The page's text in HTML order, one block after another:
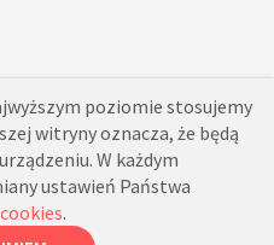
poziomie stosujemy
witryny oznacza, że będą
W każdym
ustawień Państwa
.